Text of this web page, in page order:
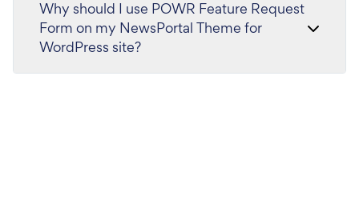
Why should I use POWR Feature Request
Form on my NewsPortal Theme for
WordPress site?